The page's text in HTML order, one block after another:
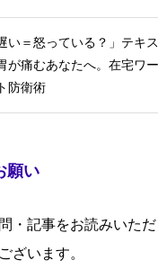
い＝怒っている？」テキ
が痛むあなたへ。在宅ワ
防衛術
願い
・記事をお読みいただ
ざいます。